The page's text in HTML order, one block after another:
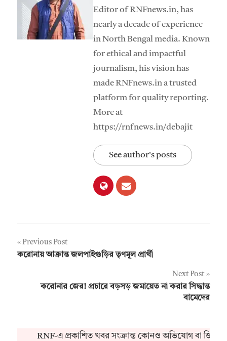
Editor of RNFnews.in, has
nearly a decade of experience
in North Bengal media. Known
for ethical and impactful
journalism, his vision has
made RNFnews.in a trusted
platform for quality reporting.
More at
https://rnfnews.in/debajit
See author's posts
Post
Previous Post
করোনায় আক্রান্ত জলপাইগুড়ির তৃণমূল প্রার্থী
Next Post
করোনার জের! প্রচারে বড়সড় জমায়েত না করার সিদ্ধান্ত
বামেদের
RNF-এ প্রকাশিত খবর সংক্রান্ত কোনও অভিযোগ বা